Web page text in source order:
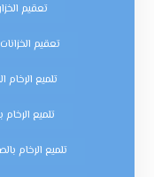
تعقيم
تعقيم
تلميع الرخام
تلميع الرخام
تلميع الرخام